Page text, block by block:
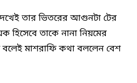
তার ভিতরের আগুনটা টের
হিসেবে তাকে নানা নিয়মের
মাশরাফি কথা বললেন বেশ